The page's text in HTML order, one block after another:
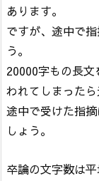
あります。
ですが、途中で
う。
20000字もの長
われてしまったら
途中で受けた指
しょう。
卒論の文字数は